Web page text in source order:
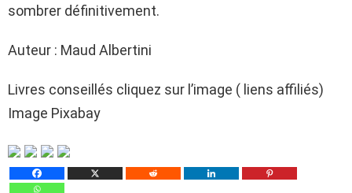
sombrer définitivement.
Auteur : Maud Albertini
Livres conseillés cliquez sur l’image ( liens affiliés)
Image Pixabay